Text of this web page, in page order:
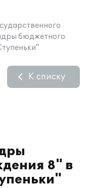
бюджетного
8" в
К списку